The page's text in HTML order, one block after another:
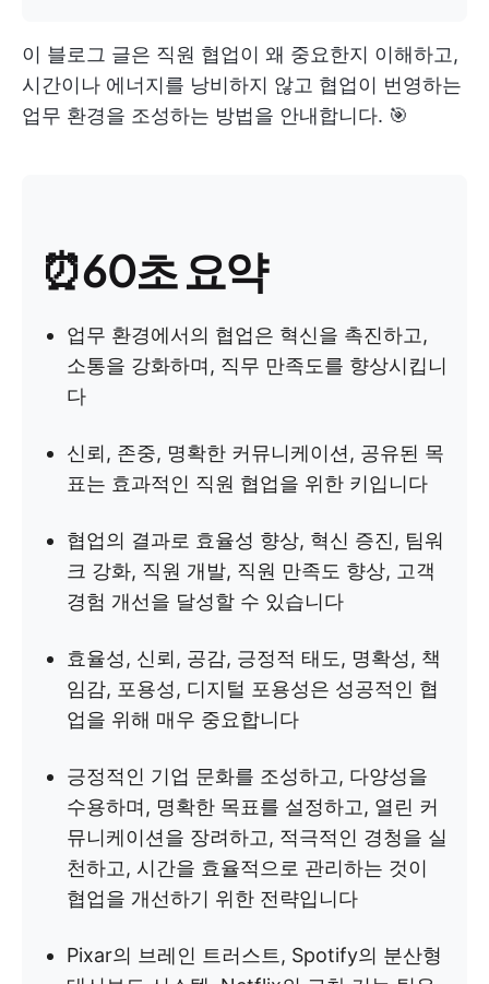
이 블로그 글은 직원 협업이 왜 중요한지 이해하고,
시간이나 에너지를 낭비하지 않고 협업이 번영하는
업무 환경을 조성하는 방법을 안내합니다. 🎯
⏰60초 요약
업무 환경에서의 협업은 혁신을 촉진하고,
소통을 강화하며, 직무 만족도를 향상시킵니
다
신뢰, 존중, 명확한 커뮤니케이션, 공유된 목
표는 효과적인 직원 협업을 위한 키입니다
협업의 결과로 효율성 향상, 혁신 증진, 팀워
크 강화, 직원 개발, 직원 만족도 향상, 고객
경험 개선을 달성할 수 있습니다
효율성, 신뢰, 공감, 긍정적 태도, 명확성, 책
임감, 포용성, 디지털 포용성은 성공적인 협
업을 위해 매우 중요합니다
긍정적인 기업 문화를 조성하고, 다양성을
수용하며, 명확한 목표를 설정하고, 열린 커
뮤니케이션을 장려하고, 적극적인 경청을 실
천하고, 시간을 효율적으로 관리하는 것이
협업을 개선하기 위한 전략입니다
Pixar의 브레인 트러스트, Spotify의 분산형